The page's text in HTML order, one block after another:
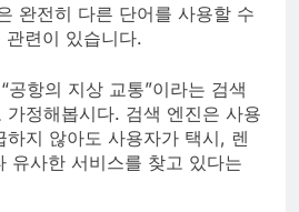
완전히 다른 단어를 사용할 수
관련이 있습니다.
공항의 지상 교통”이라는 검색
가정해봅시다. 검색 엔진은 사용
하지 않아도 사용자가 택시, 렌
유사한 서비스를 찾고 있다는